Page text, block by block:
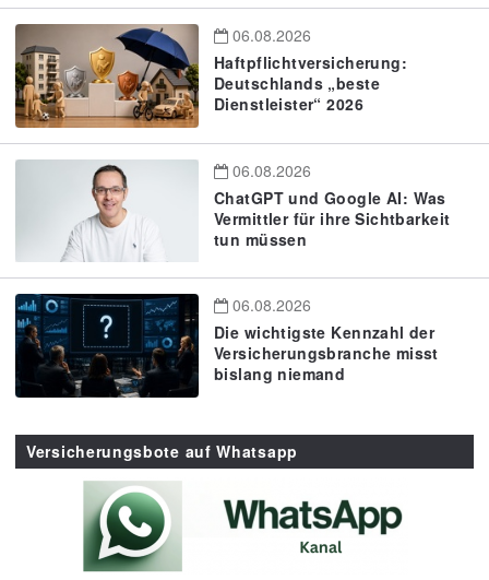
06.08.2026
Haftpflichtversicherung:
Deutschlands „beste
Dienstleister“ 2026
06.08.2026
ChatGPT und Google AI: Was
Vermittler für ihre Sichtbarkeit
tun müssen
06.08.2026
Die wichtigste Kennzahl der
Versicherungsbranche misst
bislang niemand
Versicherungsbote auf Whatsapp